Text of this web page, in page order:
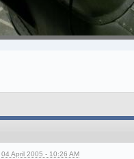
04 April 2005 - 10:26 AM